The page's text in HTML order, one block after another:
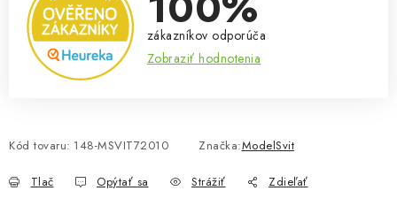
zákazníkov odporúča
Zobraziť hodnotenia
Kód tovaru: 148-MSVIT72010 Značka:ModelSvit
Tlač Opýtať sa Strážiť Zdieľať